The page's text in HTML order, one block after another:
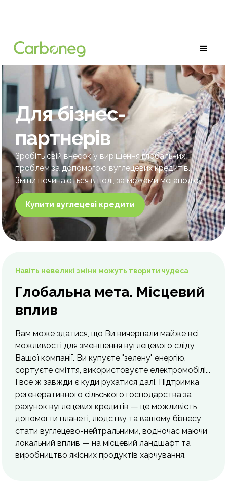
Для бізнес-
партнерів
Зробіть свій внесок у вирішення глобальних
проблем за допомогою вуглецевих кредитів.
Зміни починаються в полі, за межами мегаполісу
Купити вуглецеві кредити
Навіть невеликі зміни можуть творити чудеса
Глобальна мета. Місцевий
вплив
Вам може здатися, що Ви вичерпали майже всі
можливості для зменшення вуглецевого сліду
Вашої компанії. Ви купуєте "зелену" енергію,
сортуєте сміття, використовуєте електромобілі...
І все ж завжди є куди рухатися далі. Підтримка
регенеративного сільського господарства за
рахунок вуглецевих кредитів — це можливість
допомогти планеті, людству та вашому бізнесу
стати вуглецево-нейтральними, водночас маючи
локальний вплив — на місцевий ландшафт та
виробництво якісних продуктів харчування.